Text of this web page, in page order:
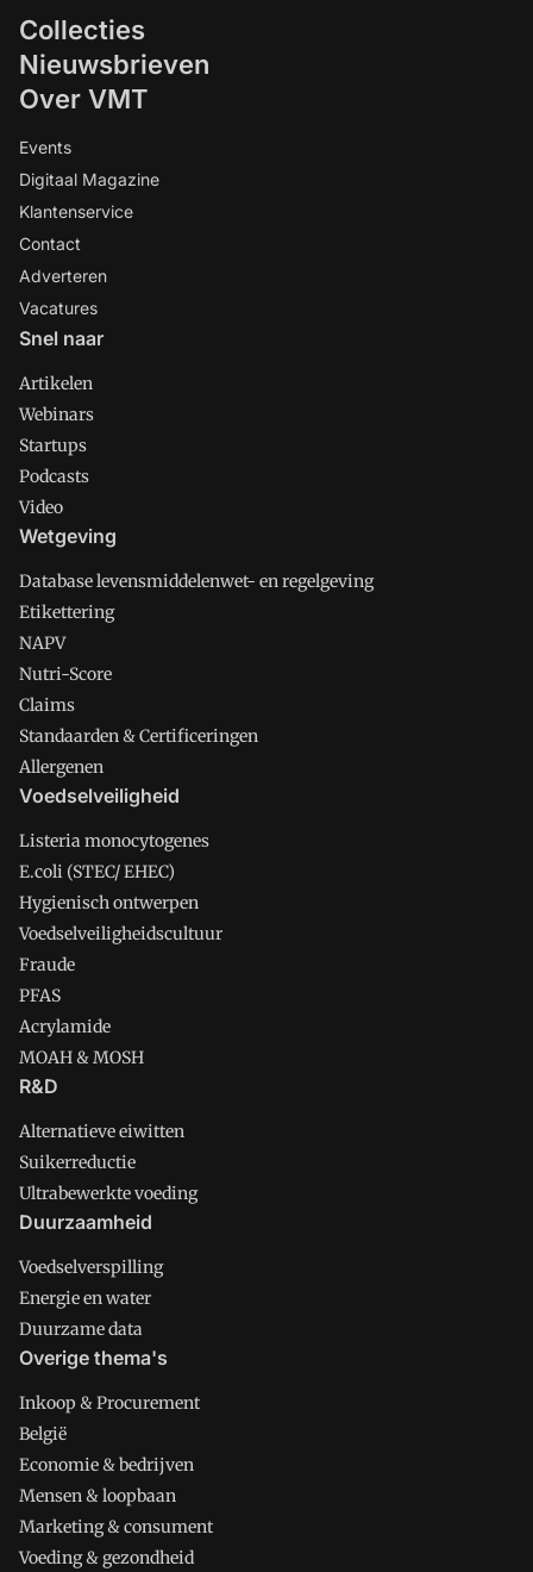
Collecties
Nieuwsbrieven
Over VMT
Events
Digitaal Magazine
Klantenservice
Contact
Adverteren
Vacatures
Snel naar
Artikelen
Webinars
Startups
Podcasts
Video
Wetgeving
Database levensmiddelenwet- en regelgeving
Etikettering
NAPV
Nutri-Score
Claims
Standaarden & Certificeringen
Allergenen
Voedselveiligheid
Listeria monocytogenes
E.coli (STEC/ EHEC)
Hygienisch ontwerpen
Voedselveiligheidscultuur
Fraude
PFAS
Acrylamide
MOAH & MOSH
R&D
Alternatieve eiwitten
Suikerreductie
Ultrabewerkte voeding
Duurzaamheid
Voedselverspilling
Energie en water
Duurzame data
Overige thema's
Inkoop & Procurement
België
Economie & bedrijven
Mensen & loopbaan
Marketing & consument
Voeding & gezondheid